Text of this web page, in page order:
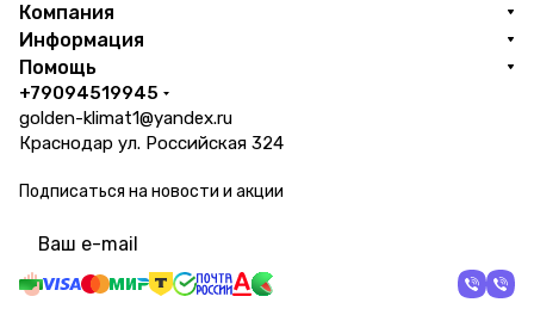
Компания
Информация
Помощь
+79094519945
golden-klimat1@yandex.ru
Краснодар ул. Российская 324
Подписаться на новости и акции